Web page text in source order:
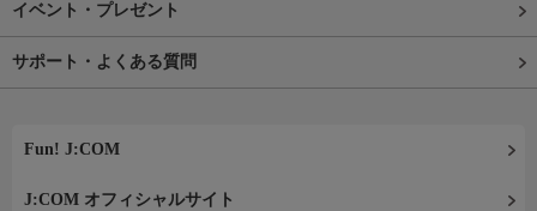
イベント・プレゼント
サポート・よくある質問
Fun! J:COM
J:COM オフィシャルサイト